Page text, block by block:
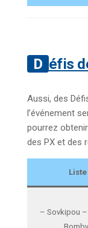
Défis
Aussi, des
l’événement
pourrez
des PX et des
– Sovkipou